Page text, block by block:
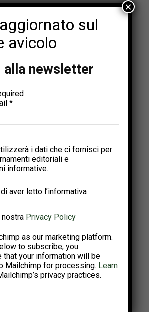
ALTRO DALL'AUTORE
la sostenibilità
per soddisfare il
proteico del 2050
salienti dell’Annual Meeting
e del World Poultry
2026
Interreg NWE
illustra un percorso
per cicli di produzione di
più lunghi e più sani
sul
avicolo
newsletter
*
i dati che ci fornisci per
editoriali e
informative.
aver letto l’informativa
Privacy Policy
as our marketing platform.
to subscribe, you
that your information will be
Mailchimp for processing. Learn
privacy practices.
×